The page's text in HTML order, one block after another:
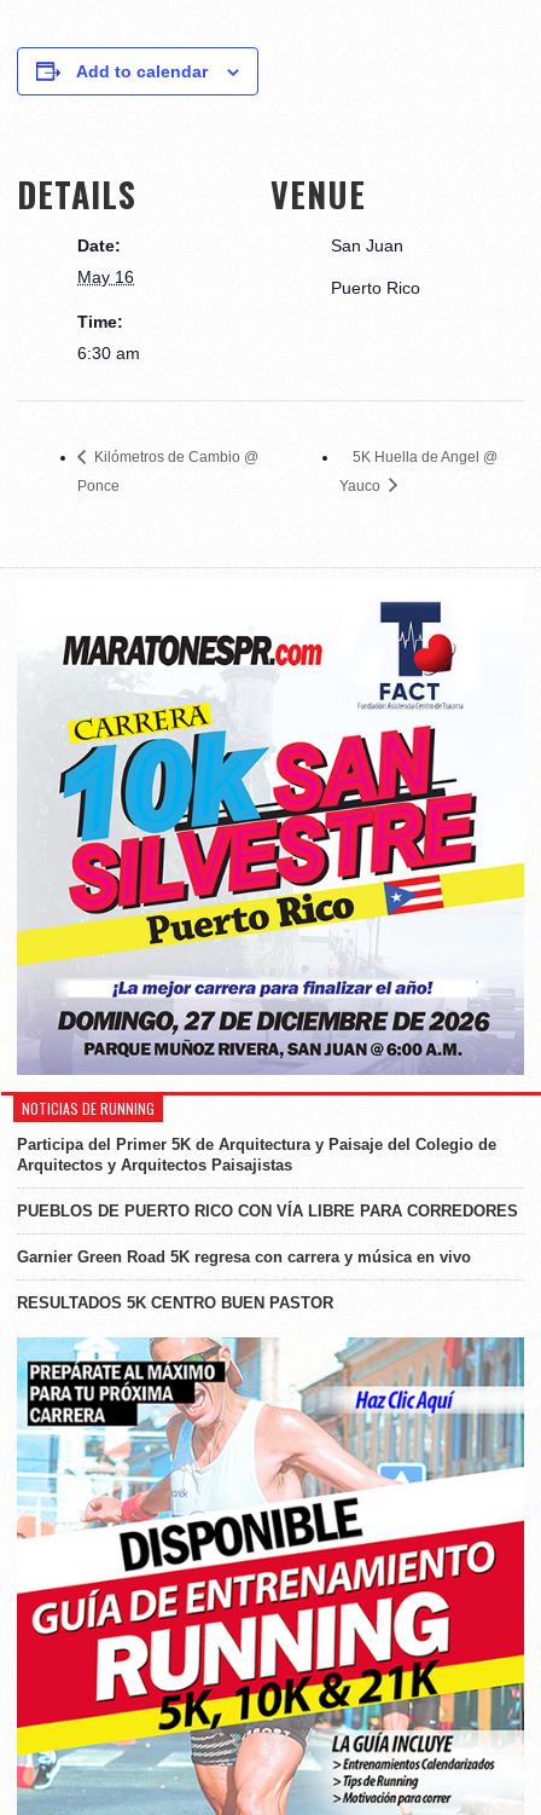
Add to calendar
DETAILS
Date:
May 16
Time:
6:30 am
VENUE
San Juan
Puerto Rico
Kilómetros de Cambio @
Ponce
5K Huella de Angel @
Yauco
NOTICIAS DE RUNNING
Participa del Primer 5K de Arquitectura y Paisaje del Colegio de
Arquitectos y Arquitectos Paisajistas
PUEBLOS DE PUERTO RICO CON VÍA LIBRE PARA CORREDORES
Garnier Green Road 5K regresa con carrera y música en vivo
RESULTADOS 5K CENTRO BUEN PASTOR